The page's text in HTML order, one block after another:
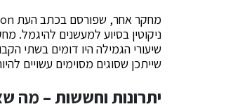
שיעורי הגמילה היו דומים בשתי
שייתכן שסוגים מסוימים עשויים
יתרונות וחששות – מה